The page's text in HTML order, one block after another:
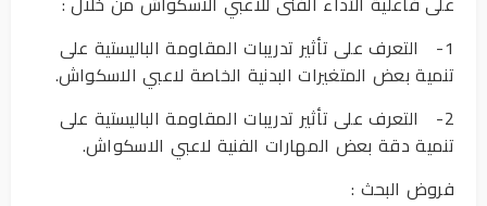
1- التعرف على تأثير تدريبات المقاومة الباليستية على
تنمية بعض المتغيرات البدنية الخاصة لاعبي الاسكواش.
2- التعرف على تأثير تدريبات المقاومة الباليستية على
تنمية دقة بعض المهارات الفنية لاعبي الاسكواش.
فروض البحث :